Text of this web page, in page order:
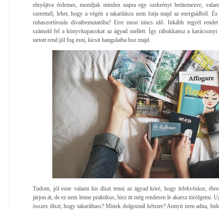
elnyújtva érdemes, mondjuk minden napra egy szekrényt beütemezve,
szeretnél, lehet, hogy a végén a takarításra nem futja majd az energiádból.
ruhaszortírozás divatbemutatóba? Erre most nincs idő. Inkább tegyél
számold fel a könyvkupacokat az ágyad mellett. Így rábukkansz a karácsonyi
tartott rend jól fog esni, kicsit hangulatba hoz majd.
Tudom, jól esne valami kis díszt tenni az ágyad köré, hogy lefekvéskor,
járjon át, de ez nem lenne praktikus, hisz itt még rendesen le akarsz törölgetni.
összes díszt, hogy takaríthass? Minek dolgoznál kétszer? Annyit nem adna,